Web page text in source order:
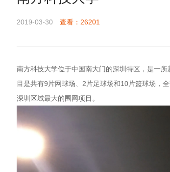
2019-03-30 查看：26201
南方科技大学位于中国南大门的深圳特区，是一
目是共有9片网球场、2片足球场和10片篮球场，
深圳区域最大的围网项目。